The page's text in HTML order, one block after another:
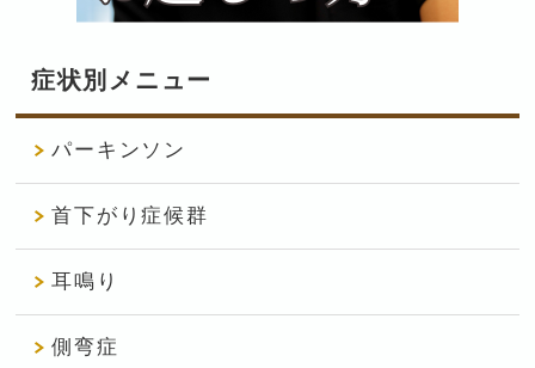
症状別メニュー
パーキンソン
首下がり症候群
耳鳴り
側弯症